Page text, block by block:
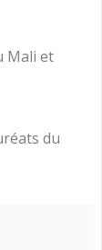
Mali et
du